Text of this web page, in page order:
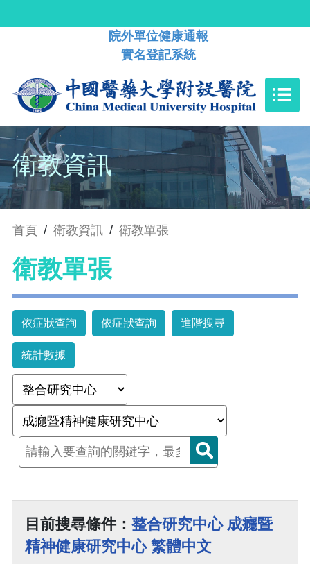
院外單位健康通報
實名登記系統
衛教資訊
首頁 / 衛教資訊 / 衛教單張
衛教單張
依症狀查詢 依症狀查詢 進階搜尋
統計數據
目前搜尋條件： 整合研究中心 成癮暨
精神健康研究中心 繁體中文